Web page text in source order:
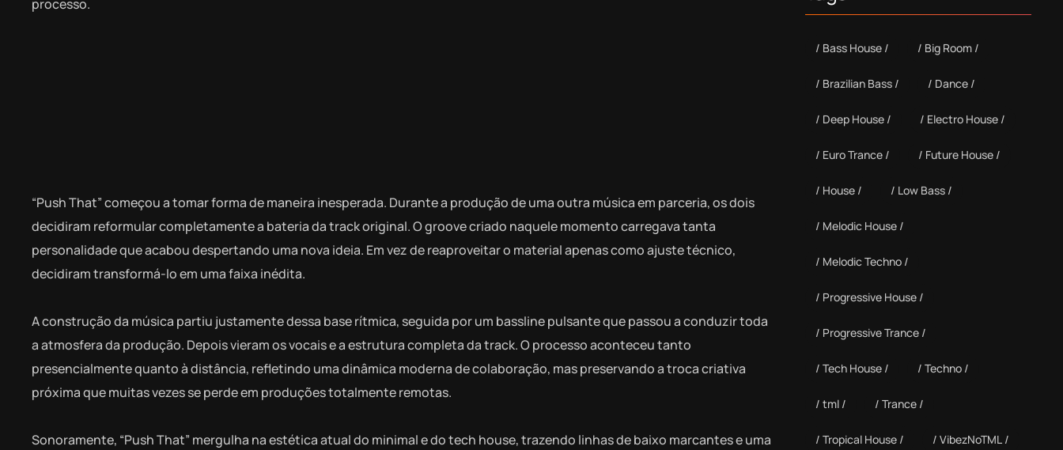
processo.
“Push That” começou a tomar forma de maneira inesperada. Durante a produção de uma outra música em parceria, os dois
decidiram reformular completamente a bateria da track original. O groove criado naquele momento carregava tanta
personalidade que acabou despertando uma nova ideia. Em vez de reaproveitar o material apenas como ajuste técnico,
decidiram transformá-lo em uma faixa inédita.
A construção da música partiu justamente dessa base rítmica, seguida por um bassline pulsante que passou a conduzir toda
a atmosfera da produção. Depois vieram os vocais e a estrutura completa da track. O processo aconteceu tanto
presencialmente quanto à distância, refletindo uma dinâmica moderna de colaboração, mas preservando a troca criativa
próxima que muitas vezes se perde em produções totalmente remotas.
Sonoramente, “Push That” mergulha na estética atual do minimal e do tech house, trazendo linhas de baixo marcantes e uma
Bass House Big Room
Brazilian Bass Dance
Deep House Electro House
Euro Trance Future House
House Low Bass
Melodic House
Melodic Techno
Progressive House
Progressive Trance
Tech House Techno
tml Trance
Tropical House VibezNoTML